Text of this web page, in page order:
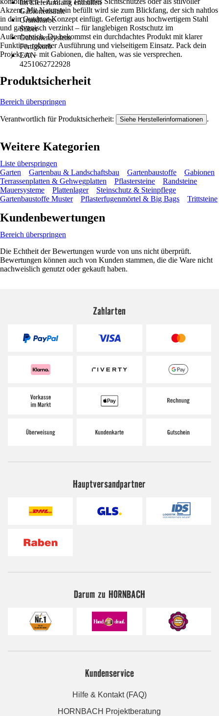
Im Lieferumfang enthalten
Gabionensäule
Grundfarbe
Silber
Gabionensystem
Fertigkorb
EAN
4251062722928
Akzent. Mit Naturstein befüllt wird sie zum Blickfang, der sich nahtlos
in dein Outdoor-Konzept einfügt. Gefertigt aus hochwertigem Stahl
und galvanisch verzinkt – für langlebigen Rostschutz im
Außenbereich. Du bekommst ein durchdachtes Produkt mit klarer
Funktion, robuster Ausführung und vielseitigem Einsatz. Pack dein
Projekt an – mit Gabionen, die halten, was sie versprechen.
Produktsicherheit
Bereich überspringen
Verantwortlich für Produktsicherheit: Siehe Herstellerinformationen .
Weitere Kategorien
Liste überspringen
Garten
Gartenbau & Landschaftsbau Gartenbaustoffe
Gabionen
Terrassenplatten & Gehwegplatten
Pflastersteine
Randsteine
Mauersysteme
Plattenlager
Steinschutz & Steinpflege
Gartenbaustoffe Muster
Pflasterfugenmörtel & Big Bags Trittsteine
Kundenbewertungen
Bereich überspringen
Die Echtheit der Bewertungen wurde von uns nicht überprüft.
Bewertungen können auch von Kunden stammen, die die Ware nicht
nachweislich genutzt oder gekauft haben.
Zahlarten
Hauptversandpartner
Darum zu HORNBACH
Kundenservice
Hilfe & Kontakt (FAQ)
HORNBACH Projektberatung